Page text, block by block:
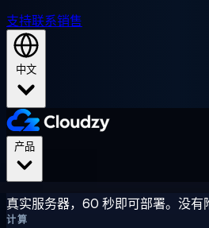
支持联系销售
中文
真实服务器，60 秒即可部署。没有
计算